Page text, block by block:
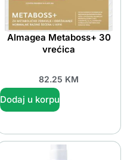
Almagea Metaboss+ 30
vrećica
82.25 KM
Dodaj u korpu